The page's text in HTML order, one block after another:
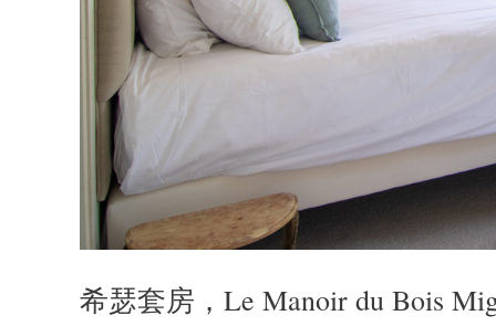
希瑟套房，Le Manoir du Bois